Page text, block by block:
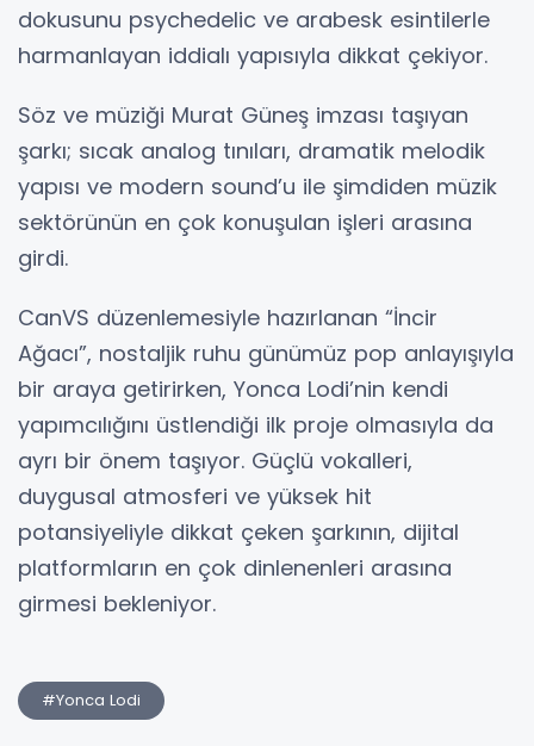
dokusunu psychedelic ve arabesk esintilerle
harmanlayan iddialı yapısıyla dikkat çekiyor.
Söz ve müziği Murat Güneş imzası taşıyan
şarkı; sıcak analog tınıları, dramatik melodik
yapısı ve modern sound’u ile şimdiden müzik
sektörünün en çok konuşulan işleri arasına
girdi.
CanVS düzenlemesiyle hazırlanan “İncir
Ağacı”, nostaljik ruhu günümüz pop anlayışıyla
bir araya getirirken, Yonca Lodi’nin kendi
yapımcılığını üstlendiği ilk proje olmasıyla da
ayrı bir önem taşıyor. Güçlü vokalleri,
duygusal atmosferi ve yüksek hit
potansiyeliyle dikkat çeken şarkının, dijital
platformların en çok dinlenenleri arasına
girmesi bekleniyor.
#Yonca Lodi